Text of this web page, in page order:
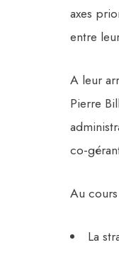
axes
entre
A leur
Pierre
co-
Au
La